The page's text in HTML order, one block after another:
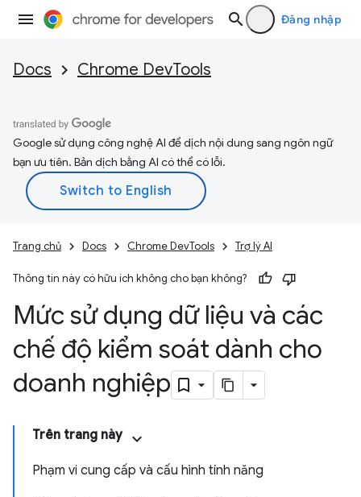
Đăng nhập
Docs Chrome DevTools
Google sử dụng công nghệ AI để dịch nội dung sang ngôn ngữ
bạn ưu tiên. Bản dịch bằng AI có thể có lỗi.
Trang chủ Docs Chrome DevTools Trợ lý AI
Thông tin này có hữu ích không cho bạn không?
Mức sử dụng dữ liệu và các
chế độ kiểm soát dành cho
doanh nghiệp
Trên trang này
Phạm vi cung cấp và cấu hình tính năng